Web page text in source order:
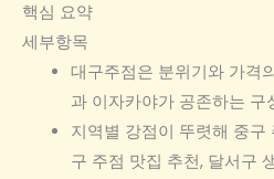
핵심 요약
세부항목
대구주점은 분위기와 가격
과 이자카야가 공존하는 구
지역별 강점이 뚜렷해 중구
구 주점 맛집 추천, 달서구